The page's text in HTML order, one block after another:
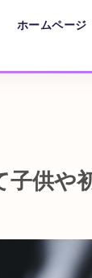
ホームページ
子供や